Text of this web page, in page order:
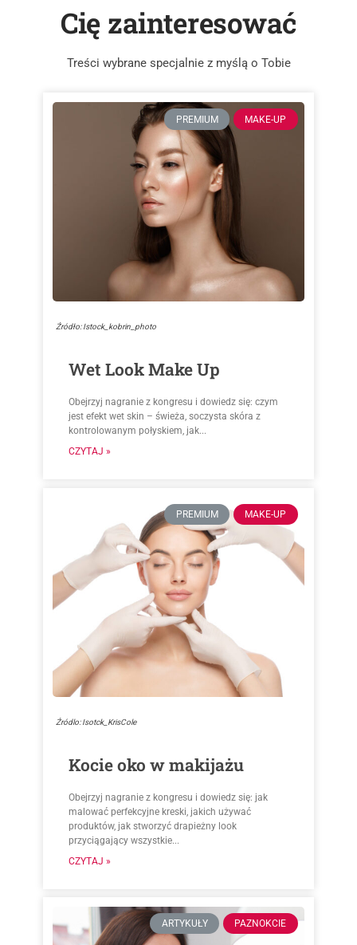
Cię zainteresować
Treści wybrane specjalnie z myślą o Tobie
PREMIUM MAKE-UP
Źródło: Istock_kobrin_photo
Wet Look Make Up
Obejrzyj nagranie z kongresu i dowiedz się: czym
jest efekt wet skin – świeża, soczysta skóra z
kontrolowanym połyskiem, jak...
CZYTAJ »
PREMIUM MAKE-UP
Źródlo: Isotck_KrisCole
Kocie oko w makijażu
Obejrzyj nagranie z kongresu i dowiedz się: jak
malować perfekcyjne kreski, jakich używać
produktów, jak stworzyć drapieżny look
przyciągający wszystkie...
CZYTAJ »
ARTYKUŁY PAZNOKCIE